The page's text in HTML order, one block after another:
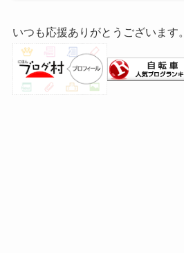
いつも応援ありがとうございます。